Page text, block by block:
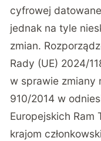
cyfrowej
jednak na tyle
zmian.
Rady (UE) 2024/
w sprawie zmiany
910/2014 w
Europejskich Ram
krajom